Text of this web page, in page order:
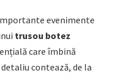
evenimente
trusou botez
care îmbină
contează, de la